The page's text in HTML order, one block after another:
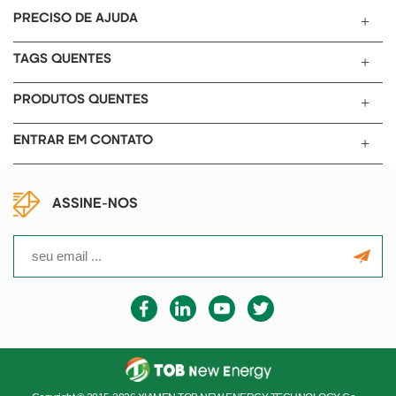
parte da cabeça, a parte do
PRECISO DE AJUDA
TAGS QUENTES
PRODUTOS QUENTES
ENTRAR EM CONTATO
ASSINE-NOS